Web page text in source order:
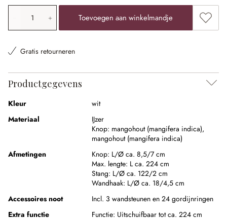
Producthoeveelheid: voer de gewenste waarde in of
Toevoegen aan winkelmandje
Gratis retourneren
Productgegevens
Kleur
wit
Materiaal
IJzer
Knop: mangohout (mangifera indica),
mangohout (mangifera indica)
Afmetingen
Knop: L/Ø ca. 8,5/7 cm
Max. lengte: L ca. 224 cm
Stang: L/Ø ca. 122/2 cm
Wandhaak: L/Ø ca. 18/4,5 cm
Accessoires noot
Incl. 3 wandsteunen en 24 gordijnringen
Extra functie
Functie: Uitschuifbaar tot ca. 224 cm